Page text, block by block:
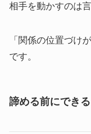
相手を動かすのは
「関係の位置づけ
です。
諦める前にできる